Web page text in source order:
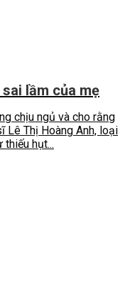
lầm của mẹ
chịu ngủ và cho rằng
Lê Thị Hoàng Anh, loại
hụt...